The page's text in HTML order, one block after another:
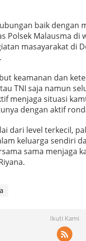
baik dengan
Polsek Malausma di
masayarakat di
keamanan dan
TNI saja namun
menjaga situasi
dengan aktif
dari level terkecil,
keluarga sendiri
sama menjaga
Ikuti Kami